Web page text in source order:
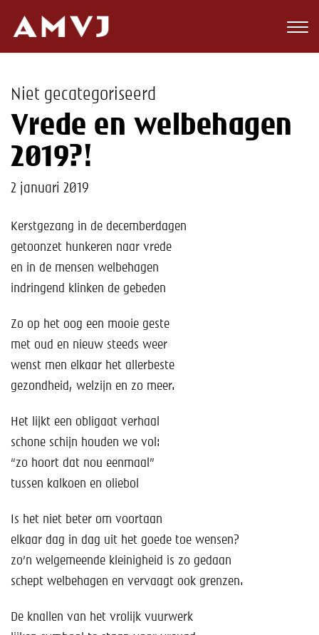
Wedstrijden
Nieuws
Teams
Toekomst
Kalender
Help mee!
Shop
Lid worden
Contact
Niet gecategoriseerd
Vrede en welbehagen
2019?!
2 januari 2019
Kerstgezang in de decemberdagen
getoonzet hunkeren naar vrede
en in de mensen welbehagen
indringend klinken de gebeden
Zo op het oog een mooie geste
met oud en nieuw steeds weer
wenst men elkaar het allerbeste
gezondheid, welzijn en zo meer.
Het lijkt een obligaat verhaal
schone schijn houden we vol:
“zo hoort dat nou eenmaal”
tussen kalkoen en oliebol
Is het niet beter om voortaan
elkaar dag in dag uit het goede toe wensen?
zo’n welgemeende kleinigheid is zo gedaan
schept welbehagen en vervaagt ook grenzen.
De knallen van het vrolijk vuurwerk